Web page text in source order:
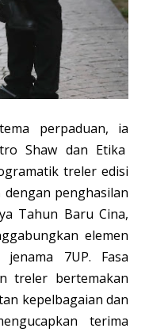
perpaduan, ia
Shaw dan Etika
treler edisi
penghasilan
Tahun Baru Cina,
elemen
7UP. Fasa
treler bertemakan
kepelbagaian dan
terima